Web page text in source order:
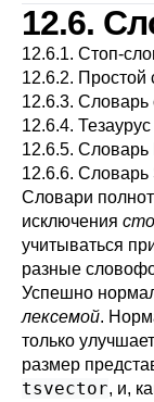
12.6.
12.6.1. Стоп-
12.6.2. Простой
12.6.3. Словарь
12.6.4. Тезаурус
12.6.5. Словарь
12.6.6. Словарь
Словари
исключения
учитываться
разные
Успешно
лексемой.
только
размер
tsvector, и,